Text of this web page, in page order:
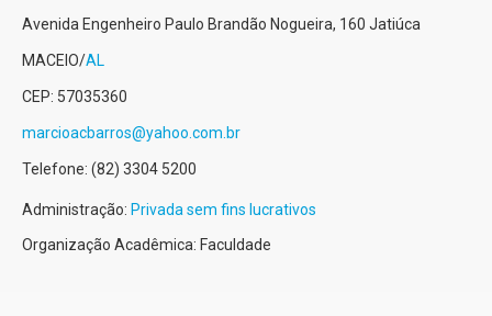
Avenida Engenheiro Paulo Brandão Nogueira, 160 Jatiúca
MACEIO/AL
CEP: 57035360
marcioacbarros@yahoo.com.br
Telefone: (82) 3304 5200
Administração: Privada sem fins lucrativos
Organização Acadêmica: Faculdade